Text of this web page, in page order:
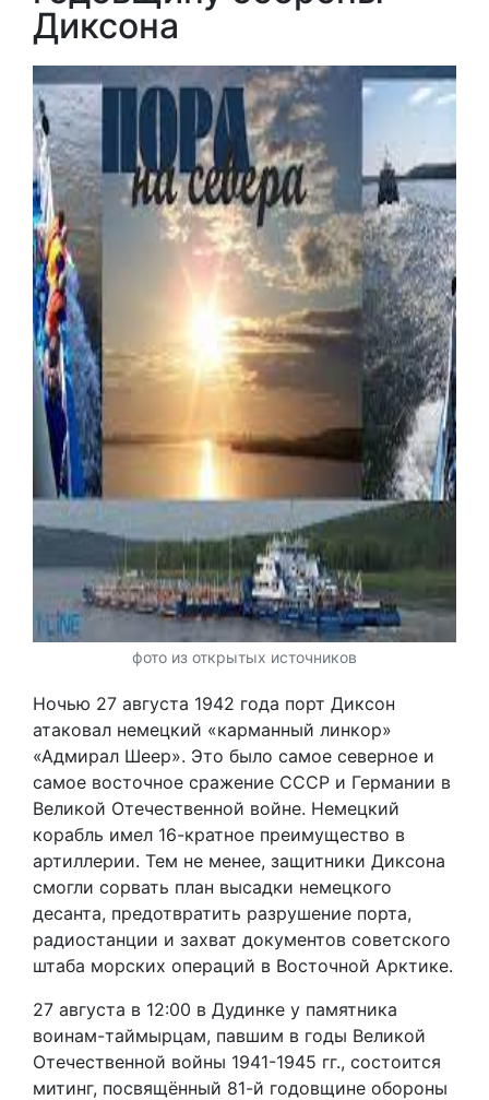
Диксона
фото из открытых источников
Ночью 27 августа 1942 года порт Диксон
атаковал немецкий «карманный линкор»
«Адмирал Шеер». Это было самое северное и
самое восточное сражение СССР и Германии в
Великой Отечественной войне. Немецкий
корабль имел 16-кратное преимущество в
артиллерии. Тем не менее, защитники Диксона
смогли сорвать план высадки немецкого
десанта, предотвратить разрушение порта,
радиостанции и захват документов советского
штаба морских операций в Восточной Арктике.
27 августа в 12:00 в Дудинке у памятника
воинам-таймырцам, павшим в годы Великой
Отечественной войны 1941-1945 гг., состоится
митинг, посвящённый 81-й годовщине обороны